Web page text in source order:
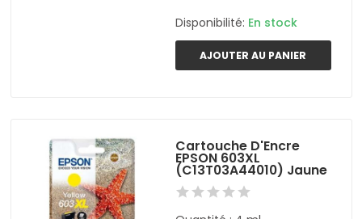
Disponibilité: En stock
AJOUTER AU PANIER
Cartouche D'Encre
EPSON 603XL
(C13T03A44010) Jaune